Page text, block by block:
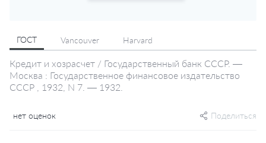
ГОСТ Vancouver Harvard
Кредит и хозрасчет / Государственный банк СССР. —
Москва : Государственное финансовое издательство
СССР , 1932, N 7. — 1932.
нет оценок Поделиться